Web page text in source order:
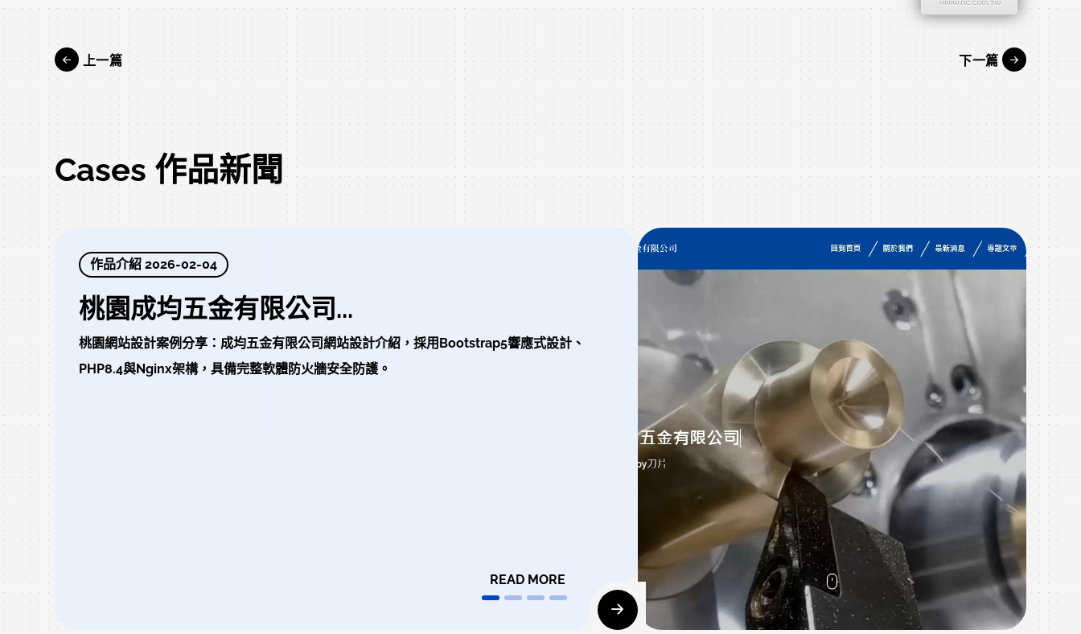
上一篇 下一篇
Cases 作品新聞
作品介紹 2026-02-04
桃園成均五金有限公司...
桃園網站設計案例分享：成均五金有限公司網站設計介紹，採用Bootstrap5響應式設計、
PHP8.4與Nginx架構，具備完整軟體防火牆安全防護。
READ MORE
在
於
戶